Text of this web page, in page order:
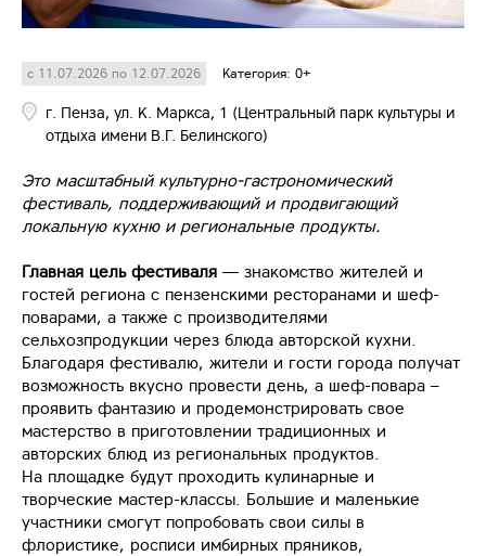
с 11.07.2026 по 12.07.2026 Категория: 0+
г. Пенза, ул. К. Маркса, 1 (Центральный парк культуры и
отдыха имени В.Г. Белинского)
Это масштабный культурно-гастрономический
фестиваль, поддерживающий и продвигающий
локальную кухню и региональные продукты.
Главная цель фестиваля — знакомство жителей и
гостей региона с пензенскими ресторанами и шеф-
поварами, а также с производителями
сельхозпродукции через блюда авторской кухни.
Благодаря фестивалю, жители и гости города получат
возможность вкусно провести день, а шеф-повара –
проявить фантазию и продемонстрировать свое
мастерство в приготовлении традиционных и
авторских блюд из региональных продуктов.
На площадке будут проходить кулинарные и
творческие мастер-классы. Большие и маленькие
участники смогут попробовать свои силы в
флористике, росписи имбирных пряников,